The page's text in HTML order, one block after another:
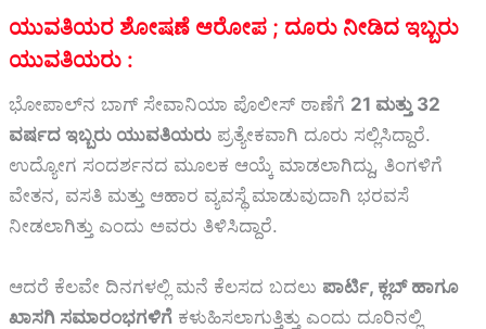
ಯುವತಿಯರ ಶೋಷಣೆ ಆರೋಪ ; ದೂರು ನೀಡಿದ ಇಬ್ಬರು
ಯುವತಿಯರು :
ಭೋಪಾಲ್‌ನ ಬಾಗ್ ಸೇವಾನಿಯಾ ಪೊಲೀಸ್ ಠಾಣೆಗೆ 21 ಮತ್ತು 32
ವರ್ಷದ ಇಬ್ಬರು ಯುವತಿಯರು ಪ್ರತ್ಯೇಕವಾಗಿ ದೂರು ಸಲ್ಲಿಸಿದ್ದಾರೆ.
ಉದ್ಯೋಗ ಸಂದರ್ಶನದ ಮೂಲಕ ಆಯ್ಕೆ ಮಾಡಲಾಗಿದ್ದು, ತಿಂಗಳಿಗೆ
ವೇತನ, ವಸತಿ ಮತ್ತು ಆಹಾರ ವ್ಯವಸ್ಥೆ ಮಾಡುವುದಾಗಿ ಭರವಸೆ
ನೀಡಲಾಗಿತ್ತು ಎಂದು ಅವರು ತಿಳಿಸಿದ್ದಾರೆ.
ಆದರೆ ಕೆಲವೇ ದಿನಗಳಲ್ಲಿ ಮನೆ ಕೆಲಸದ ಬದಲು ಪಾರ್ಟಿ, ಕ್ಲಬ್ ಹಾಗೂ
ಖಾಸಗಿ ಸಮಾರಂಭಗಳಿಗೆ ಕಳುಹಿಸಲಾಗುತ್ತಿತ್ತು ಎಂದು ದೂರಿನಲ್ಲಿ